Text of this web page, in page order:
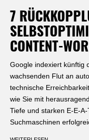
7
CONTENT-
Google indexiert künftig
wachsenden Flut an
technische
wie Sie mit
Tiefe und starken E-E-
Suchmaschinen